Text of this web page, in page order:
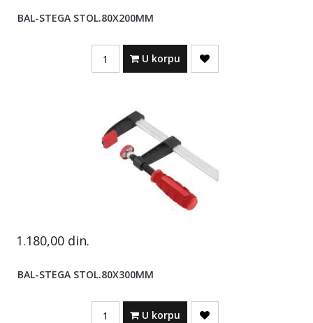
BAL-STEGA STOL.80X200MM
U korpu
1.180,00 din.
BAL-STEGA STOL.80X300MM
U korpu